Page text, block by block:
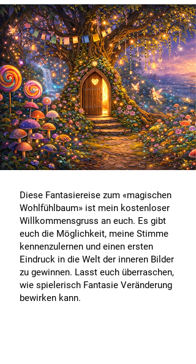
Diese Fantasiereise zum «magischen
Wohlfühlbaum» ist mein kostenloser
Willkommensgruss an euch. Es gibt
euch die Möglichkeit, meine Stimme
kennenzulernen und einen ersten
Eindruck in die Welt der inneren Bilder
zu gewinnen. Lasst euch überraschen,
wie spielerisch Fantasie Veränderung
bewirken kann.